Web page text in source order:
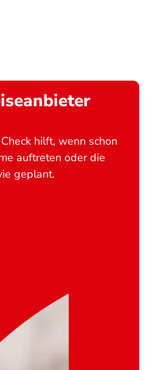
hilft, wenn schon
auftreten oder die
geplant.